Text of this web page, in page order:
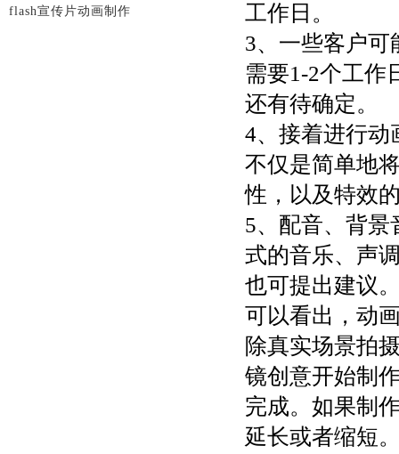
工作日。
3、一些客户可
需要1-2个工作
还有待确定。
4、接着进行动
不仅是简单地
性，以及特效
5、配音、背景
式的音乐、声
也可提出建议
可以看出，动
除真实场景拍
镜创意开始制
完成。如果制
延长或者缩短
flash宣传片动画制作